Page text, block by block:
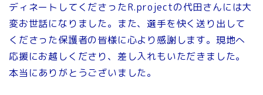
ディネートしてくださったR.projectの代田さんには大
変お世話になりました。また、選手を快く送り出して
くださった保護者の皆様に心より感謝します。現地へ
応援にお越しくださり、差し入れもいただきました。
本当にありがとうございました。